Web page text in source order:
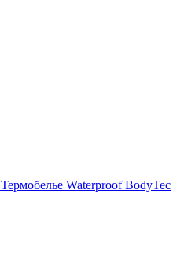
Термобелье Waterproof BodyTec